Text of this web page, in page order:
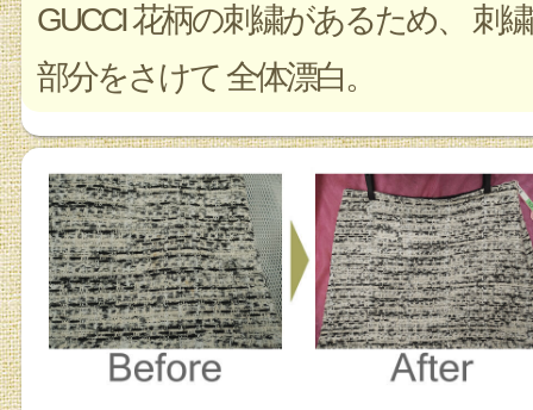
GUCCI 花柄の刺繍があるため、 刺繍
部分をさけて 全体漂白。